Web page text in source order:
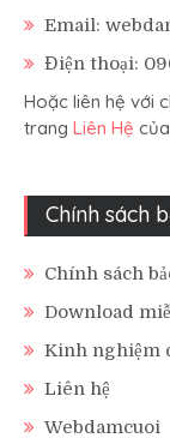
Email:
Điện thoại:
Hoặc liên hệ với
trang Liên Hệ
Chính sách
Chính sách
Download
Kinh nghiệm
Liên hệ
Webdamcuoi